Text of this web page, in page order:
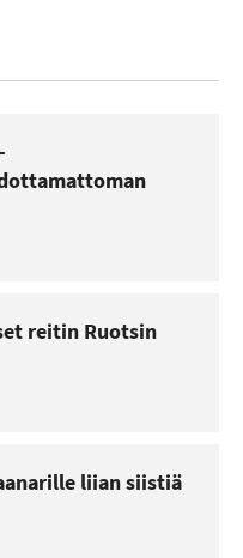
reitin Ruotsin
liian siistiä